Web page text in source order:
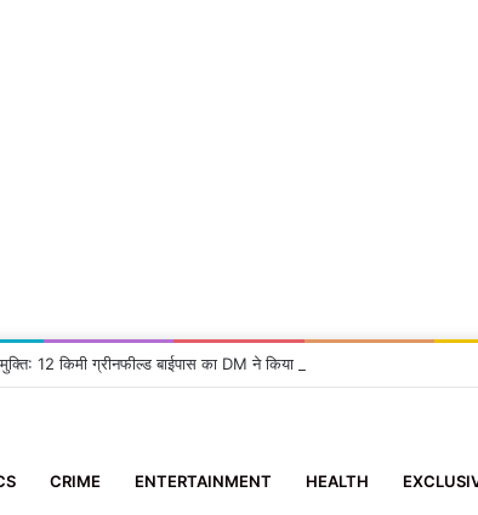
12 किमी ग्रीनफील्ड बाईपास का DM ने किया निरीक्षण, दिए सख्त निर्देश
CRIME ENTERTAINMENT HEALTH